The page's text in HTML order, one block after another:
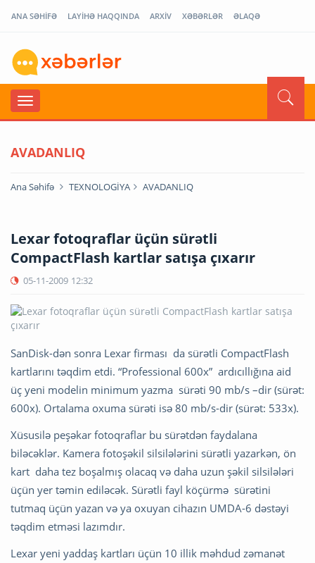
ANA SƏHİFƏ LAYİHƏ HAQQINDA ARXİV XƏBƏRLƏR ƏLAQƏ
AVADANLIQ
Ana Səhifə TEXNOLOGİYA AVADANLIQ
Lexar fotoqraflar üçün sürətli
CompactFlash kartlar satışa çıxarır
05-11-2009 12:32
SanDisk-dən sonra Lexar firması da sürətli CompactFlash
kartlarını təqdim etdi. “Professional 600x” ardıcıllığına aid
üç yeni modelin minimum yazma sürəti 90 mb/s –dir (sürət:
600x). Ortalama oxuma sürəti isə 80 mb/s-dir (sürət: 533x).
Xüsusilə peşəkar fotoqraflar bu sürətdən faydalana
biləcəklər. Kamera fotoşəkil silsilələrini sürətli yazarkən, ön
kart daha tez boşalmış olacaq və daha uzun şəkil silsilələri
üçün yer təmin ediləcək. Sürətli fayl köçürmə sürətini
tutmaq üçün yazan və ya oxuyan cihazın UMDA-6 dəstəyi
təqdim etməsi lazımdır.
Lexar yeni yaddaş kartları üçün 10 illik məhdud zəmanət